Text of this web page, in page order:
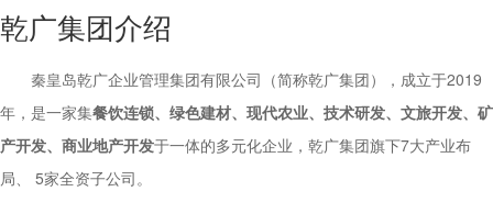
乾广集团介绍
秦皇岛乾广企业管理集团有限公司（简称乾广集团），成立于2019
年，是一家集餐饮连锁、绿色建材、现代农业、技术研发、文旅开发、矿
产开发、商业地产开发于一体的多元化企业，乾广集团旗下7大产业布
局、 5家全资子公司。